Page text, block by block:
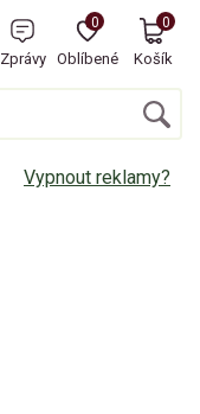
Zprávy Oblíbené
0
Košík
0
Vypnout reklamy?